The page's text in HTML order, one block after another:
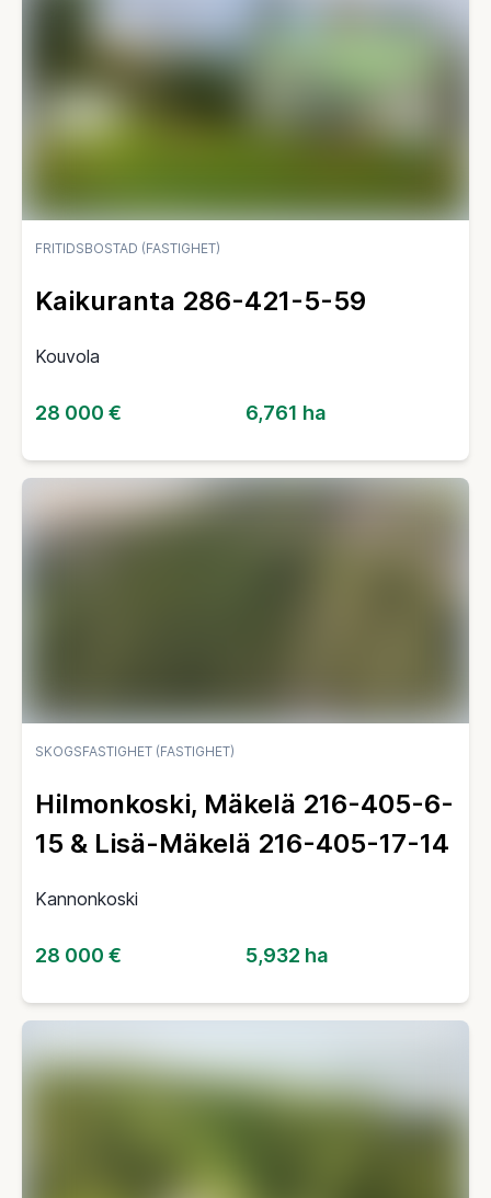
FRITIDSBOSTAD (FASTIGHET)
Kaikuranta 286-421-5-59
Kouvola
28 000 € 6,761 ha
SKOGSFASTIGHET (FASTIGHET)
Hilmonkoski, Mäkelä 216-405-6-
15 & Lisä-Mäkelä 216-405-17-14
Kannonkoski
28 000 € 5,932 ha